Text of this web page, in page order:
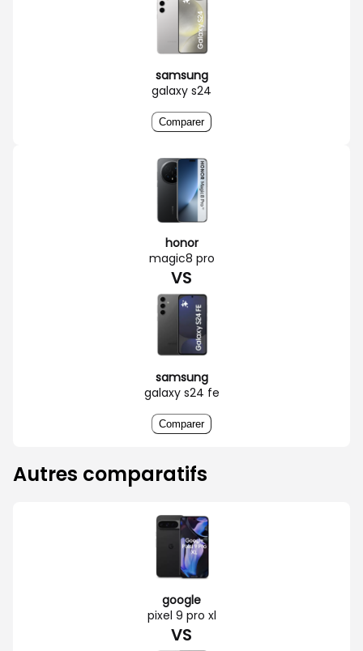
samsung
galaxy s24
Comparer
honor
magic8 pro
VS
samsung
galaxy s24 fe
Comparer
Autres comparatifs
google
pixel 9 pro xl
VS